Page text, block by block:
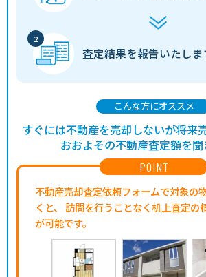
査定結果を報告いたしま
POINT
不動産売却査定依頼フォームで対象の
くと、
訪問を行うことなく机上査定の
が可能です。
こんな方にオススメ
すぐには不動産を売却しないが将来
おおよその不動産査定額を